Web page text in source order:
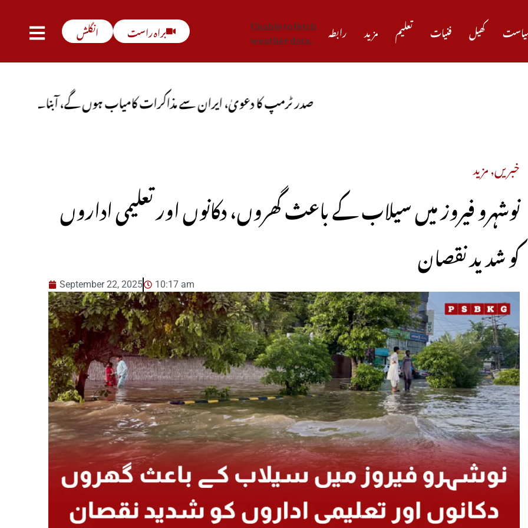
انگلش براہ راست Unable to fetch
weather data. رابطہ مزید تعلیم فنیات کھیل
صدر ٹرمپ کا دعویٰ، ایران سے مذاکرات کامیاب ہوں گے، آبنائے ہرمز جلد کھل جائے گی
خبریں,مزید
نوشہرو فیروز میں سیلاب کے باعث گھروں، دکانوں اور تعلیمی اداروں
کو شدید نقصان
September 22, 2025 10:17 am